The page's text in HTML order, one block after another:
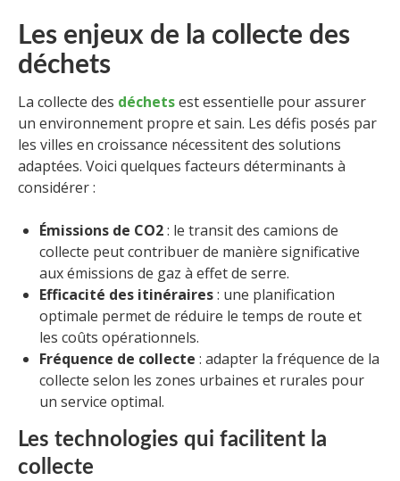
Les enjeux de la collecte des
déchets
La collecte des déchetsest essentielle pour assurer
un environnement propre et sain. Les défis posés par
les villes en croissance nécessitent des solutions
adaptées. Voici quelques facteurs déterminants à
considérer :
Émissions de CO2: le transit des camions de
collecte peut contribuer de manière significative
aux émissions de gaz à effet de serre.
Efficacité des itinéraires: une planification
optimale permet de réduire le temps de route et
les coûts opérationnels.
Fréquence de collecte : adapter la fréquence de la
collecte selon les zones urbaines et rurales pour
un service optimal.
Les technologies qui facilitent la
collecte